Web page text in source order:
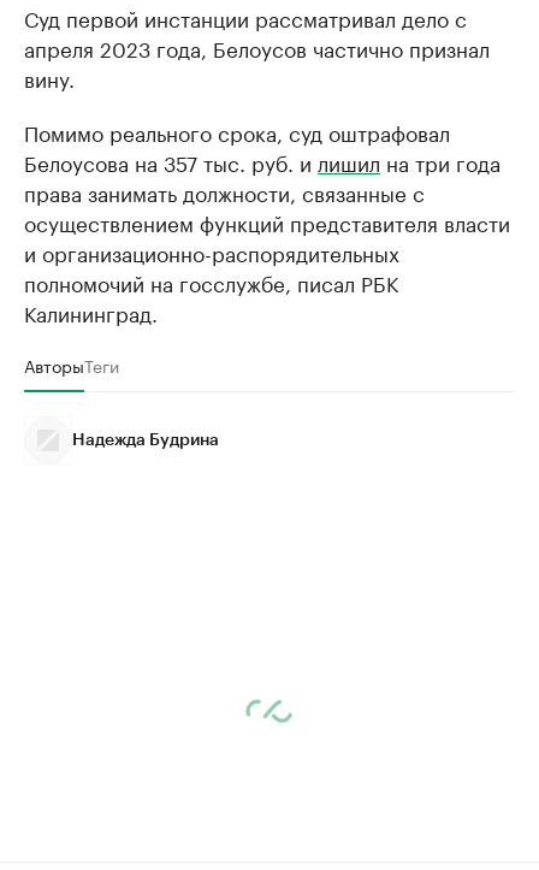
Суд первой инстанции рассматривал дело с
апреля 2023 года, Белоусов частично признал
вину.
Помимо реального срока, суд оштрафовал
Белоусова на 357 тыс. руб. и лишил на три года
права занимать должности, связанные с
осуществлением функций представителя власти
и организационно-распорядительных
полномочий на госслужбе, писал РБК
Калининград.
АвторыТеги
Надежда Будрина